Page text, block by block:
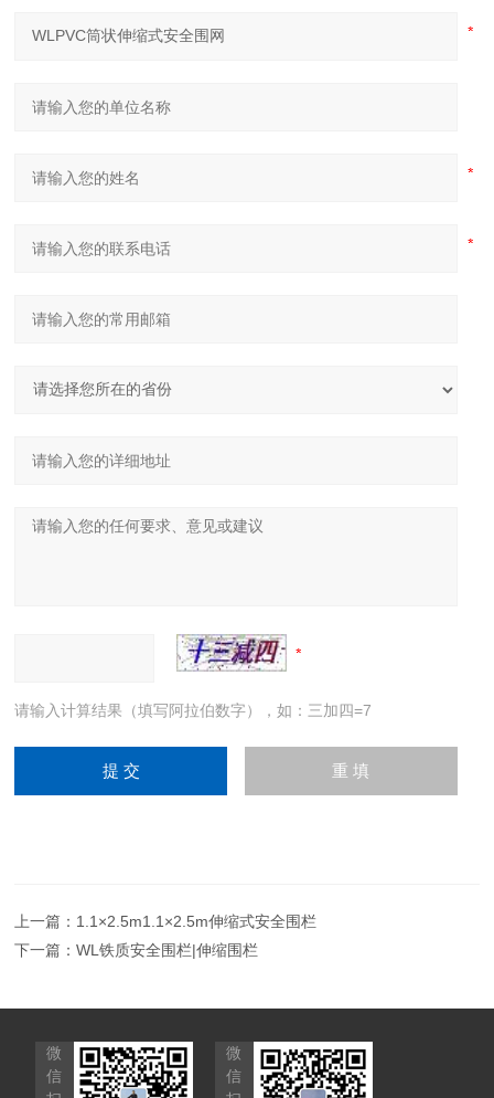
请输入计算结果（填写阿拉伯数字），如：三加四=7
上一篇： 1.1×2.5m1.1×2.5m伸缩式安全围栏
下一篇：WL铁质安全围栏|伸缩围栏
微
信
微
信